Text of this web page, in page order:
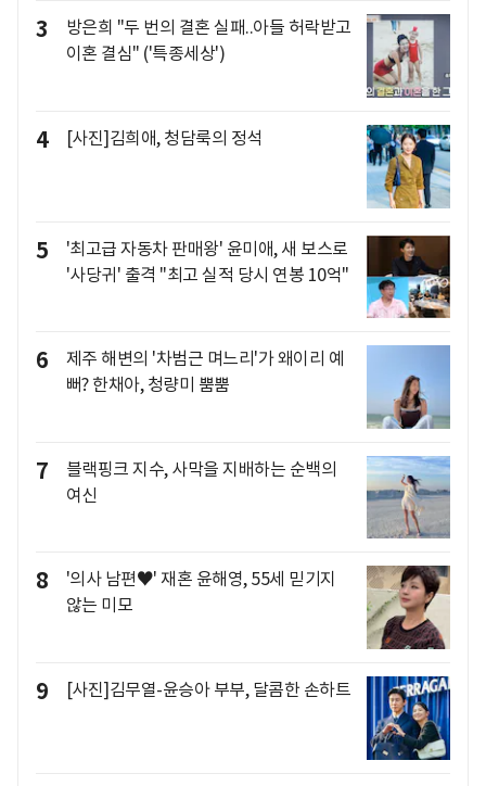
3
방은희 "두 번의 결혼 실패..아들 허락받고
이혼 결심" ('특종세상')
4 [사진]김희애, 청담룩의 정석
5
'최고급 자동차 판매왕' 윤미애, 새 보스로
'사당귀' 출격 "최고 실적 당시 연봉 10억"
6
제주 해변의 '차범근 며느리'가 왜이리 예
뻐? 한채아, 청량미 뿜뿜
7
블랙핑크 지수, 사막을 지배하는 순백의
여신
8
'의사 남편♥' 재혼 윤해영, 55세 믿기지
않는 미모
9 [사진]김무열-윤승아 부부, 달콤한 손하트